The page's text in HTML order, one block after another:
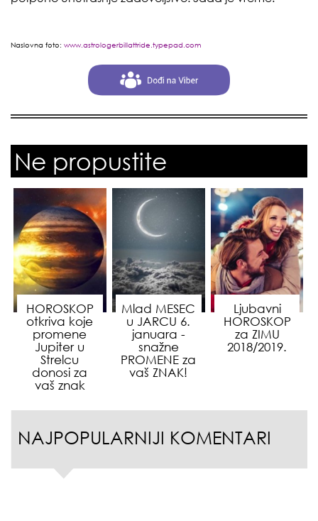
Naslovna foto: www.astrologerbillattride.typepad.com
Ne propustite
HOROSKOP
otkriva koje
promene
Jupiter u
Strelcu
donosi za
vaš znak
Mlad MESEC
u JARCU 6.
januara -
snažne
PROMENE za
vaš ZNAK!
Ljubavni
HOROSKOP
za ZIMU
2018/2019.
NAJPOPULARNIJI KOMENTARI